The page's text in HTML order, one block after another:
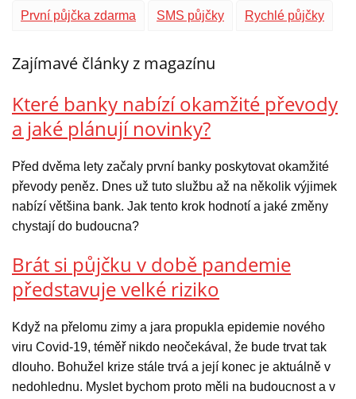
První půjčka zdarma SMS půjčky Rychlé půjčky
Zajímavé články z magazínu
Které banky nabízí okamžité převody
a jaké plánují novinky?
Před dvěma lety začaly první banky poskytovat okamžité
převody peněz. Dnes už tuto službu až na několik výjimek
nabízí většina bank. Jak tento krok hodnotí a jaké změny
chystají do budoucna?
Brát si půjčku v době pandemie
představuje velké riziko
Když na přelomu zimy a jara propukla epidemie nového
viru Covid-19, téměř nikdo neočekával, že bude trvat tak
dlouho. Bohužel krize stále trvá a její konec je aktuálně v
nedohlednu. Myslet bychom proto měli na budoucnost a v